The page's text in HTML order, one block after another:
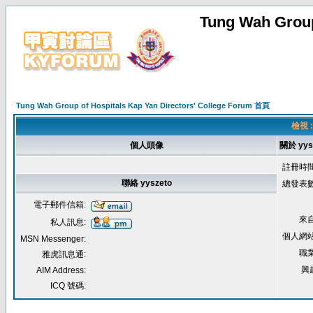
Tung Wah
Tung Wah Group of Hospitals Kap Yan Directors' College Forum 首頁
檢視
個人頭像
關於
註冊時
總發表
來
個人網
職
興
聯絡 yyszeto
電子郵件信箱:
私人訊息:
MSN Messenger:
雅虎訊息通:
AIM Address:
ICQ 號碼: